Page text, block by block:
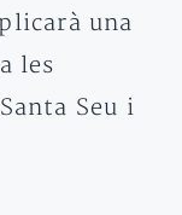
una
les
Seu i